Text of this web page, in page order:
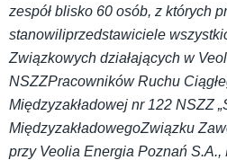
zespół blisko 60 osób, z których
stanowiliprzedstawiciele
Związkowych działających w
NSZZPracowników Ruchu
Międzyzakładowej nr 122 NSZZ
MiędzyzakładowegoZwiązku
przy Veolia Energia Poznań S.A.,